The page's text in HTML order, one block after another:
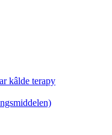
kâlde terapy